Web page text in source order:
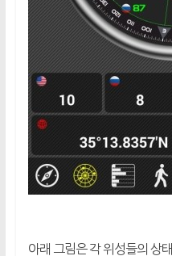
아래 그림은 각 위성들의 상